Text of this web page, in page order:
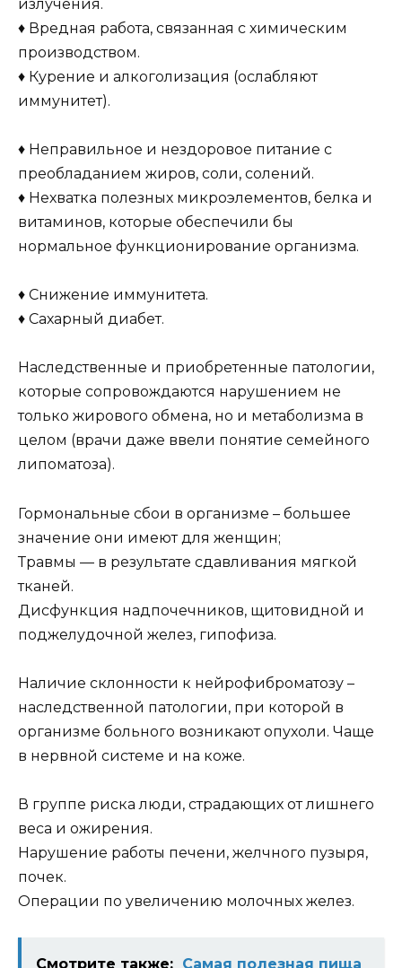
излучения.
♦ Вредная работа, связанная с химическим
производством.
♦ Курение и алкоголизация (ослабляют
иммунитет).
♦ Неправильное и нездоровое питание с
преобладанием жиров, соли, солений.
♦ Нехватка полезных микроэлементов, белка и
витаминов, которые обеспечили бы
нормальное функционирование организма.
♦ Снижение иммунитета.
♦ Сахарный диабет.
Наследственные и приобретенные патологии,
которые сопровождаются нарушением не
только жирового обмена, но и метаболизма в
целом (врачи даже ввели понятие семейного
липоматоза).
Гормональные сбои в организме – большее
значение они имеют для женщин;
Травмы — в результате сдавливания мягкой
тканей.
Дисфункция надпочечников, щитовидной и
поджелудочной желез, гипофиза.
Наличие склонности к нейрофиброматозу –
наследственной патологии, при которой в
организме больного возникают опухоли. Чаще
в нервной системе и на коже.
В группе риска люди, страдающих от лишнего
веса и ожирения.
Нарушение работы печени, желчного пузыря,
почек.
Операции по увеличению молочных желез.
Смотрите также: Самая полезная пища